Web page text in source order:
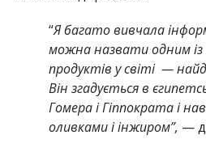
“Я багато вивчала
можна назвати одним
продуктів у світі —
Він згадується в
Гомера і Гіппократа і
оливками і інжиром”, —